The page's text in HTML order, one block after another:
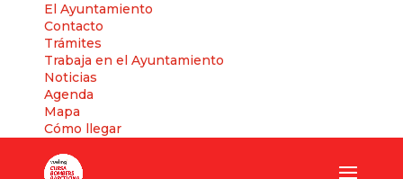
El Ayuntamiento
Contacto
Trámites
Trabaja en el Ayuntamiento
Noticias
Agenda
Mapa
Cómo llegar